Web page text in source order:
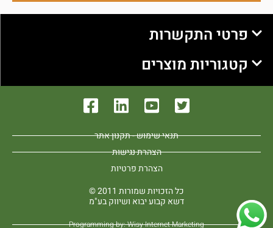
פרטי התקשרות
קטגוריות מוצרים
תנאי שימוש - תקנון אתר
הצהרת נגישות
הצהרת פרטיות
כל הזכויות שמורות 2011 ©
דשא קבוע יבוא ושיווק בע"מ
Programming by: Wisy Internet Marketing